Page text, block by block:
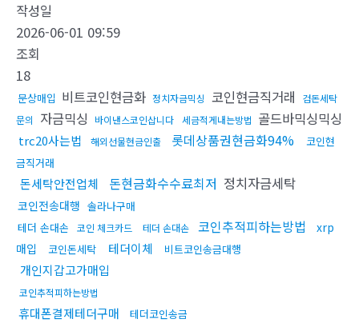
작성일
2026-06-01 09:59
조회
18
문상매입 비트코인현금화 정치자금믹싱 코인현금직거래
검돈세탁
문의
자금믹싱 바이낸스코인삽니다 세금적게내는방법 골드바믹싱믹싱
trc20사는법 해외선물현금인출 롯데상품권현금화94%
코인현
금직거래
돈세탁안전업체 돈현금화수수료최저 정치자금세탁
코인전송대행 솔라나구매
테더 손대손
코인 체크카드 테더 손대손 코인추적피하는방법
xrp
매입
코인돈세탁 테더이체 비트코인송금대행
개인지갑고가매입
코인추적피하는방법
휴대폰결제테더구매 테더코인송금